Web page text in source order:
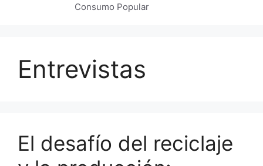
Consumo Popular
Entrevistas
El desafío del reciclaje